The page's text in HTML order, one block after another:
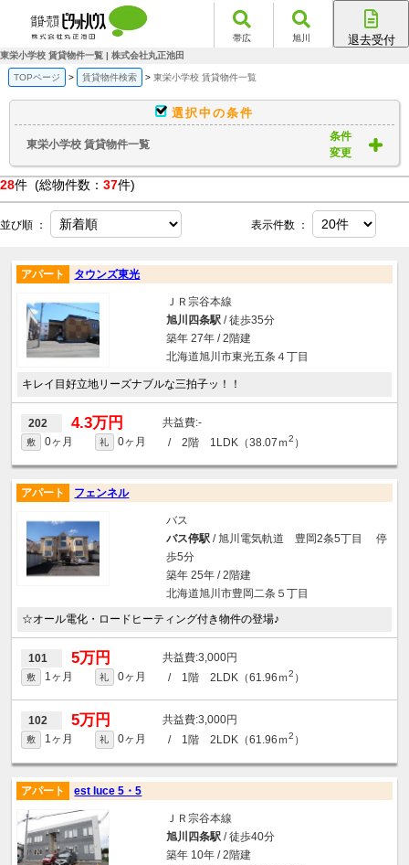
帯広 旭川 退去受付
東栄小学校 賃貸物件一覧 | 株式会社丸正池田
TOPページ 賃貸物件検索 東栄小学校 賃貸物件一覧
選択中の条件
東栄小学校 賃貸物件一覧
条件
変更
28件 (総物件数： 37件)
並び順 ： 表示件数 ：
アパート タウンズ東光
ＪＲ宗谷本線
旭川四条駅/ 徒歩35分
築年 27年 / 2階建
北海道旭川市東光五条４丁目
キレイ目好立地リーズナブルな三拍子ッ！！
202 4.3万円 -
敷 0ヶ月 礼 0ヶ月 / 2階 1LDK（38.07ｍ2 ）
アパート フェンネル
バス
バス停駅/ 旭川電気軌道 豊岡2条5丁目 停
歩5分
築年 25年 / 2階建
北海道旭川市豊岡二条５丁目
☆オール電化・ロードヒーティング付き物件の登場♪
101 5万円 3,000円
敷 1ヶ月 礼 0ヶ月 / 1階 2LDK（61.96ｍ2 ）
102 5万円 3,000円
敷 1ヶ月 礼 0ヶ月 / 1階 2LDK（61.96ｍ2 ）
アパート est luce 5・5
ＪＲ宗谷本線
旭川四条駅/ 徒歩40分
築年 10年 / 2階建